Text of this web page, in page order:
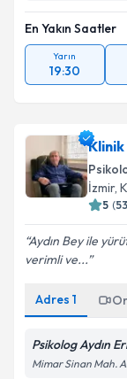
En Yakın Saatler
Yarın
19:30
Klinik
İzmir,
5 (53
Aydın Bey ile
verimli ve...
Adres 1
Psikolog Aydın
Mimar Sinan Mah.